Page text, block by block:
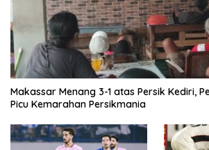
Makassar Menang 3-1 atas Persik Kediri,
Picu Kemarahan Persikmania